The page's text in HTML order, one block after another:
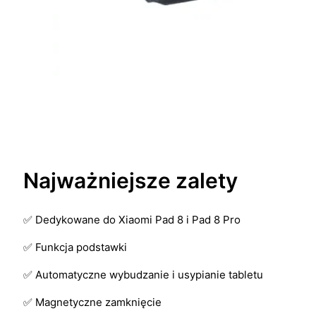
Najważniejsze zalety
✅ Dedykowane do Xiaomi Pad 8 i Pad 8 Pro
✅ Funkcja podstawki
✅ Automatyczne wybudzanie i usypianie tabletu
✅ Magnetyczne zamknięcie